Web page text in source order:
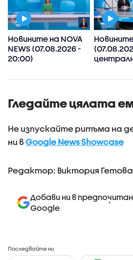
Новините на NOVA
NEWS (07.08.2026 -
20:00)
Гледайте цялата
Не изпускайте ритъма на
ни в Google News Showcase
Редактор: Виктория Гетова
Добави ни в
Google
Последвайте ни